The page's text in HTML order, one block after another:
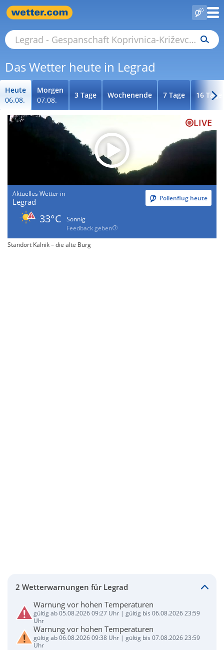
Das Wetter heute in Legrad
Heute
06.08.
Morgen
07.08.
3 Tage Wochenende 7 Tage 16 Tage
LIVE
Aktuelles Wetter in
Legrad Pollenflug heute
33°C
Sonnig
Feedback geben
Standort Kalnik – die alte Burg
2 Wetterwarnungen für Legrad
Warnung vor hohen Temperaturen
gültig ab 05.08.2026 09:27 Uhr | gültig bis 06.08.2026 23:59
Uhr
Warnung vor hohen Temperaturen
gültig ab 06.08.2026 09:38 Uhr | gültig bis 07.08.2026 23:59
Uhr